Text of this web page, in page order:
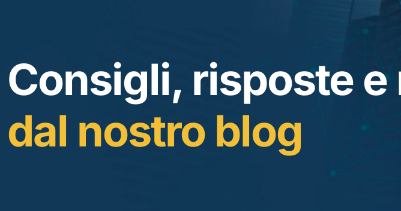
Consigli, risposte
dal nostro blog